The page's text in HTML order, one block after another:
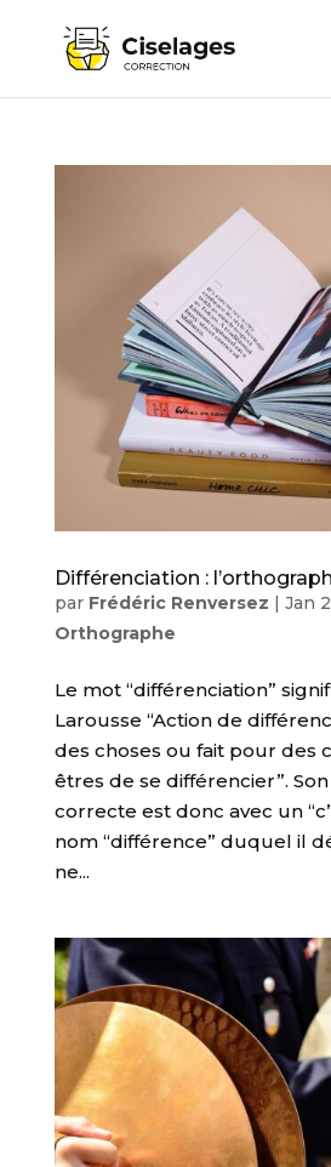
Différenciation :
par Frédéric Renversez Jan
Orthographe
Le mot “différenciation”
Larousse “Action de
des choses ou fait pour des
êtres de se différencier”.
correcte est donc avec un
nom “différence” duquel il
ne...